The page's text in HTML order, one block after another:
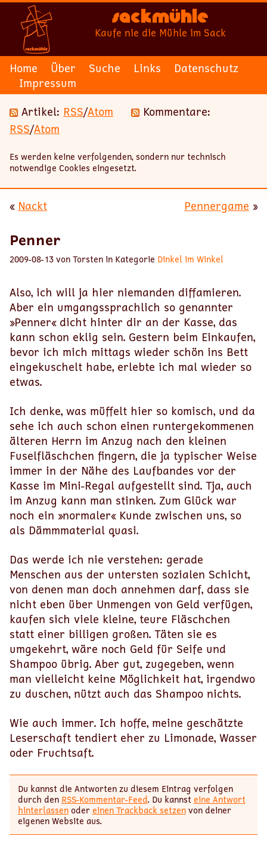
Sackmühle
Kaufe nie die Mühle im Sack
Home Über Suche Links
Datenschutz
Impressum
Artikel: RSS/Atom
Kommentare:
RSS/Atom
Es werden keine verfolgenden, sondern nur technisch
notwendige Cookies eingesetzt.
« Nackt Pennergame »
Penner
2009-08-13 von Torsten in Kategorie Dinkel im Winkel
Also, ich will ja hier niemanden diffamieren.
Aber ein umgangs­sprach­lich so genannter
»Penner« dicht hinter dir an der Kasse, das
kann schon eklig sein. Gestern beim Einkaufen,
bevor ich mich mittags wieder schön ins Bett
eingekuschelt habe, erlebte ich mal wieder so
etwas.
Ich denke, was müffelt hier so komisch, und da
sehe ich auch schon einen runtergekommenen
älteren Herrn im Anzug nach den kleinen
Fuselfläschchen fingern, die ja typischer Weise
immer in der Nähe des Laufbandes vor der
Kasse im Mini-Regal aufgestellt sind. Tja, auch
im Anzug kann man stinken. Zum Glück war
noch ein »normaler« Kunde zwischen uns, so
als Dämmmaterial quasi.
Das werde ich nie verstehen: gerade
Menschen aus der untersten sozialen Schicht,
von denen man doch annehmen darf, dass sie
nicht eben über Unmengen von Geld verfügen,
kaufen sich viele kleine, teure Fläschchen
statt einer billigen großen. Täten sie es
umgekehrt, wäre noch Geld für Seife und
Shampoo übrig. Aber gut, zugegeben, wenn
man vielleicht keine Möglichkeit hat, irgendwo
zu duschen, nützt auch das Shampoo nichts.
Wie auch immer. Ich hoffe, meine geschätzte
Leserschaft tendiert eher zu Limonade, Wasser
oder Fruchtsaft.
Du kannst die Antworten zu diesem Eintrag verfolgen
durch den RSS-Kommentar-Feed. Du kannsteine Antwort
hinterlassenodereinen Trackback setzenvon deiner
eigenen Website aus.